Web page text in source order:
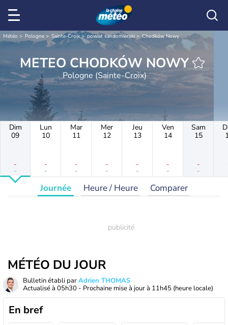
Météo Pologne Sainte-Croix powiat sandomierski Chodków Nowy
METEO CHODKÓW NOWY
Pologne (Sainte-Croix)
Dim
09
-
-
Lun
10
-
-
Mar
11
-
-
Mer
12
-
-
Jeu
13
-
-
Ven
14
-
-
Sam
15
-
-
Journée Heure / Heure Comparer
MÉTÉO DU JOUR
Bulletin établi parAdrien THOMAS
Actualisé à 05h30 - Prochaine mise à jour à 11h45 (heure locale)
En bref